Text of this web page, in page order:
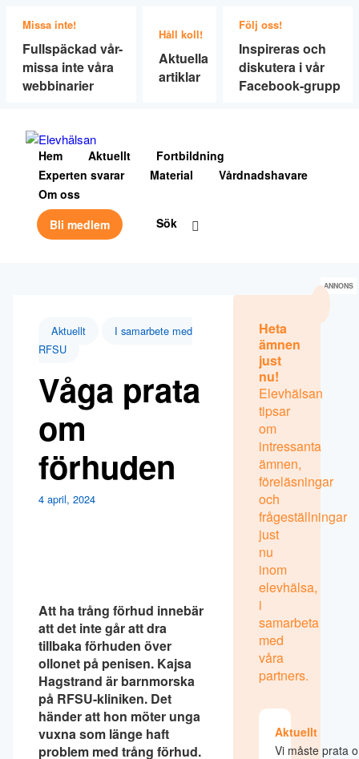
Missa inte!
Fullspäckad vår-
missa inte våra
webbinarier
Håll koll!
Aktuella
artiklar
Följ oss!
Inspireras och
diskutera i vår
Facebook-grupp
Hem Aktuellt
Fortbildning
Experten svarar
Material
Vårdnadshavare
Om oss
Bli medlem
Sök
Aktuellt
I samarbete med
RFSU
Våga prata
om
förhuden
4 april, 2024
Att ha trång förhud innebär
att det inte går att dra
tillbaka förhuden över
ollonet på penisen. Kajsa
Hagstrand är barnmorska
på RFSU-kliniken. Det
händer att hon möter unga
vuxna som länge haft
problem med trång förhud.
Heta
ämnen
just
nu!
Elevhälsan
tipsar
om
intressanta
ämnen,
föreläsningar
och
frågeställningar
just
nu
inom
elevhälsa,
i
samarbeta
med
våra
partners.
Aktuellt
Vi måste prata
ANNONS